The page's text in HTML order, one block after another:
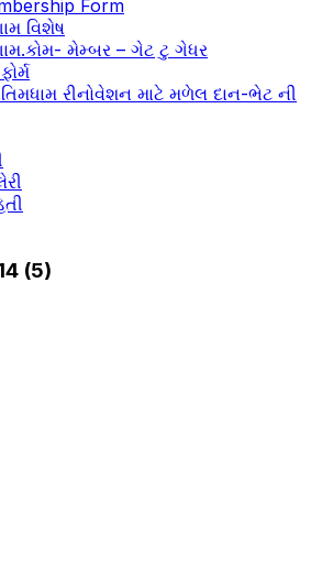
Form
વિશેષ
મેમ્બર – ગેટ ટુ ગેધર
રીનોવેશન માટે મળેલ દાન-ભેટ ની
(5)